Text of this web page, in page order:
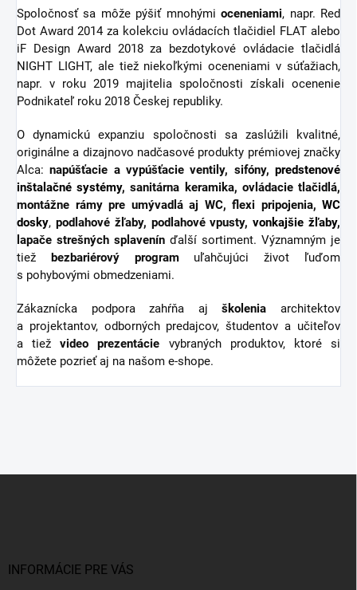
Spoločnosť sa môže pýšiť mnohýmioceneniami, napr. Red
Dot Award 2014 za kolekciu ovládacích tlačidiel FLAT alebo
iF Design Award 2018 za bezdotykové ovládacie tlačidlá
NIGHT LIGHT, ale tiež niekoľkými oceneniami v súťažiach,
napr. v roku 2019 majitelia spoločnosti získali ocenenie
Podnikateľ roku 2018 Českej republiky.
O dynamickú expanziu spoločnosti sa zaslúžili kvalitné,
originálne a dizajnovo nadčasové produkty prémiovej značky
Alca:napúšťacie a vypúšťacie ventily, sifóny,predstenové
inštalačné systémy, sanitárna keramika, ovládacie tlačidlá,
montážne rámy pre umývadlá aj WC, flexi pripojenia, WC
dosky, podlahové žľaby, podlahové vpusty,vonkajšie žľaby,
lapače strešných splavenín ďalší sortiment. Významným je
tiež bezbariérový programuľahčujúci život ľuďom
s pohybovými obmedzeniami.
Zákaznícka podpora zahŕňa ajškolenia architektov
a projektantov, odborných predajcov, študentov a učiteľov
a tiežvideo prezentácie vybraných produktov, ktoré si
môžete pozrieť aj na našom e-shope.
INFORMÁCIE PRE VÁS